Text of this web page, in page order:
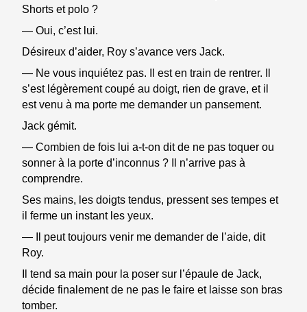
Shorts et polo ?
— Oui, c’est lui.
Désireux d’aider, Roy s’avance vers Jack.
— Ne vous inquiétez pas. Il est en train de rentrer. Il
s’est légèrement coupé au doigt, rien de grave, et il
est venu à ma porte me demander un pansement.
Jack gémit.
— Combien de fois lui a-t-on dit de ne pas toquer ou
sonner à la porte d’inconnus ? Il n’arrive pas à
comprendre.
Ses mains, les doigts tendus, pressent ses tempes et
il ferme un instant les yeux.
— Il peut toujours venir me demander de l’aide, dit
Roy.
Il tend sa main pour la poser sur l’épaule de Jack,
décide finalement de ne pas le faire et laisse son bras
tomber.